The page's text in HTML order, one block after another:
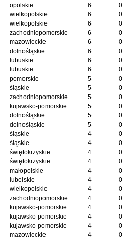
opolskie 6
0
wielkopolskie 6
0
wielkopolskie 6
0
zachodniopomorskie 6
0
mazowieckie 6
0
dolnośląskie 6
0
lubuskie 6
0
lubuskie 6
0
pomorskie 5
0
śląskie 5
0
zachodniopomorskie 5
0
kujawsko-pomorskie 5
0
dolnośląskie 5
0
dolnośląskie 5
0
śląskie 4
0
śląskie 4
0
świętokrzyskie 4
0
świętokrzyskie 4
0
małopolskie 4
0
lubelskie 4
0
wielkopolskie 4
0
zachodniopomorskie 4
0
kujawsko-pomorskie 4
0
kujawsko-pomorskie 4
0
kujawsko-pomorskie 4
0
mazowieckie 4
0